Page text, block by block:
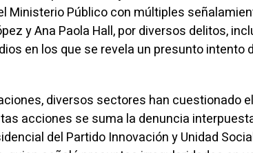
Ministerio Público con múltiples
y Ana Paola Hall, por diversos delitos,
en los que se revela un presunto intento
diversos sectores han cuestionado el
acciones se suma la denuncia
del Partido Innovación y Unidad